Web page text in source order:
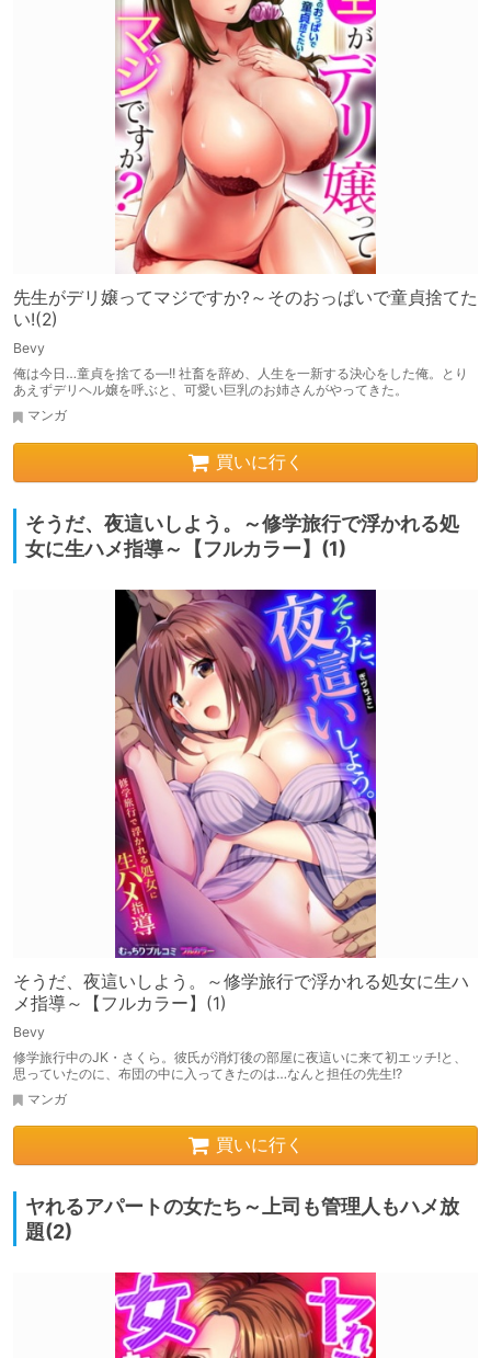
先生がデリ嬢ってマジですか?～そのおっぱいで童貞捨てた
い!(2)
Bevy
俺は今日…童貞を捨てる―!! 社畜を辞め、人生を一新する決心をした俺。とり
あえずデリヘル嬢を呼ぶと、可愛い巨乳のお姉さんがやってきた。
マンガ
買いに行く
そうだ、夜這いしよう。～修学旅行で浮かれる処
女に生ハメ指導～【フルカラー】(1)
そうだ、夜這いしよう。～修学旅行で浮かれる処女に生ハ
メ指導～【フルカラー】(1)
Bevy
修学旅行中のJK・さくら。彼氏が消灯後の部屋に夜這いに来て初エッチ!と、
思っていたのに、布団の中に入ってきたのは…なんと担任の先生!?
マンガ
買いに行く
ヤれるアパートの女たち～上司も管理人もハメ放
題(2)